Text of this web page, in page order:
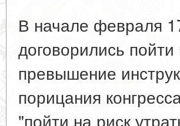
В начале февраля
договорились
превышение
порицания
"пойти на риск